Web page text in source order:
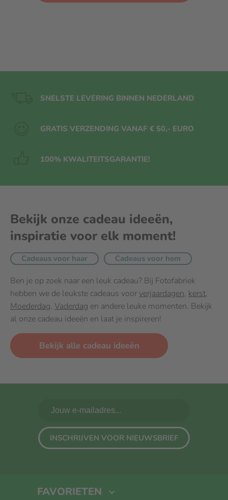
SNELSTE LEVERING BINNEN NEDERLAND
GRATIS VERZENDING VANAF € 50,- EURO
100% KWALITEITSGARANTIE!
Bekijk onze cadeau ideeën,
inspiratie voor elk moment!
Cadeaus voor haar Cadeaus voor hem
Ben je op zoek naar een leuk cadeau? Bij Fotofabriek
hebben we de leukste cadeaus voor verjaardagen, kerst,
Moederdag, Vaderdag en andere leuke momenten. Bekijk
al onze cadeau ideeën en laat je inspireren!
Bekijk alle cadeau ideeën
INSCHRIJVEN VOOR NIEUWSBRIEF
FAVORIETEN